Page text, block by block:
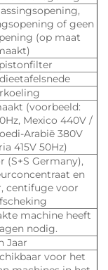
of geen
(op maat
(voorbeeld:
Mexico 440V /
Arabië 380V
415V 50Hz)
(S+S Germany),
en
centifuge voor
machine heeft
nodig.
Jaar
voor het